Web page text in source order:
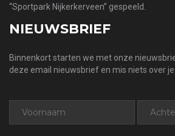
“Sportpark Nijkerkerveen” gespeeld.
NIEUWSBRIEF
Binnenkort starten we met onze
deze email nieuwsbrief en mis niets over